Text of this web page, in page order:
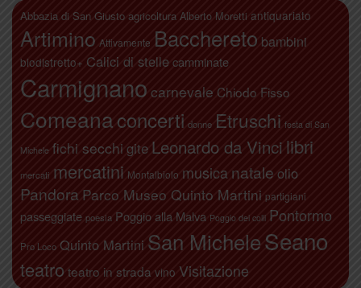
Abbazia di San Giusto agricoltura Alberto Moretti antiquariato
Artimino Attivamente Bacchereto bambini
biodistretto+ Calici di stellecamminate
Carmignano carnevale Chiodo Fisso
Comeanaconcerti donne Etruschi festa di San
Michele fichi secchi gite Leonardo da Vinci libri
mercati mercatini Montalbiolo musica natale olio
Pandora Parco Museo Quinto Martini partigiani
passeggiate poesia Poggio alla Malva Poggio dei colli Pontormo
Pro Loco Quinto Martini San MicheleSeano
teatro teatro in strada vino Visitazione